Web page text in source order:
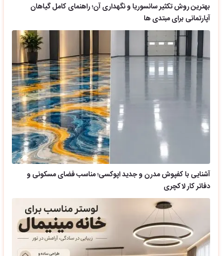
بهترین روش تکثیر سانسوریا و نگهداری آن؛ راهنمای کامل گیاهان
آپارتمانی برای مبتدی ها
آشنایی با کفپوش مدرن و جدید اپوکسی؛ مناسب فضای مسکونی و
دفاتر کار لاکچری